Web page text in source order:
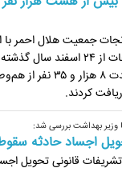
جمعیت هلال احمر با
۳۴۲ عملیات امداد و نجات از
امسال، گفت: در این
کردند.
وزیر بهداشت بررسی شد:
اجساد حادثه
قانونی تحویل